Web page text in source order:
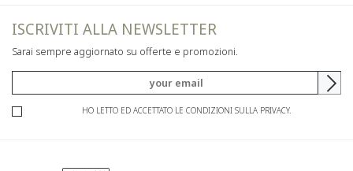
ISCRIVITI ALLA NEWSLETTER
Sarai sempre aggiornato su offerte e promozioni.
HO LETTO ED ACCETTATO LE CONDIZIONI SULLA PRIVACY.